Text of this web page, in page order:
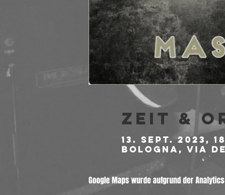
Zeit &
13. Sept. 2023,
Bologna, Via
Google Maps wurde aufgrund der